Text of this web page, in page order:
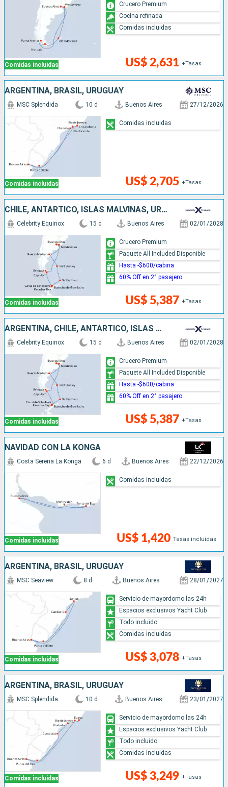
Comidas incluidas US$ 2,631 +Tasas
Crucero Premium
Cocina refinada
Comidas incluidas
ARGENTINA, BRASIL, URUGUAY
Comidas incluidas
MSC Splendida 10 d Buenos Aires 27/12/2026
US$ 2,705 +Tasas
Comidas incluidas
CHILE, ANTÁRTICO, ISLAS MALVINAS, URUGUAY, ARGENTINA
Comidas incluidas
Celebrity Equinox 15 d Buenos Aires 02/01/2028
US$ 5,387 +Tasas
Crucero Premium
Paquete All Included Disponible
Hasta -$600/cabina
60% Off en 2° pasajero
ARGENTINA, CHILE, ANTÁRTICO, ISLAS MALVINAS, URUGUAY
Comidas incluidas
Celebrity Equinox 15 d Buenos Aires 02/01/2028
US$ 5,387 +Tasas
Crucero Premium
Paquete All Included Disponible
Hasta -$600/cabina
60% Off en 2° pasajero
NAVIDAD CON LA KONGA
Comidas incluidas
Costa Serena La Konga 6 d Buenos Aires 22/12/2026
US$ 1,420 Tasas incluidas
Comidas incluidas
ARGENTINA, BRASIL, URUGUAY
Comidas incluidas
MSC Seaview 8 d Buenos Aires 28/01/2027
US$ 3,078 +Tasas
Servicio de mayordomo las 24h
Espacios exclusivos Yacht Club
Todo incluido
Comidas incluidas
ARGENTINA, BRASIL, URUGUAY
Comidas incluidas
MSC Splendida 10 d Buenos Aires 23/01/2027
US$ 3,249 +Tasas
Servicio de mayordomo las 24h
Espacios exclusivos Yacht Club
Todo incluido
Comidas incluidas